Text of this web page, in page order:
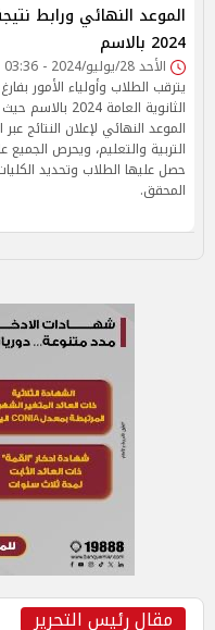
الموعد النهائي ورابط
2024 بالاسم
الأحد 28/يوليو/2024 - 03:36 م
يترقب الطلاب وأولياء الأمور
الثانوية العامة
الموعد النهائي لإعلان النتائج
التربية والتعليم، ويحرص
حصل عليها الطلاب وتحديد
المحقق.
مقال رئيس التحرير